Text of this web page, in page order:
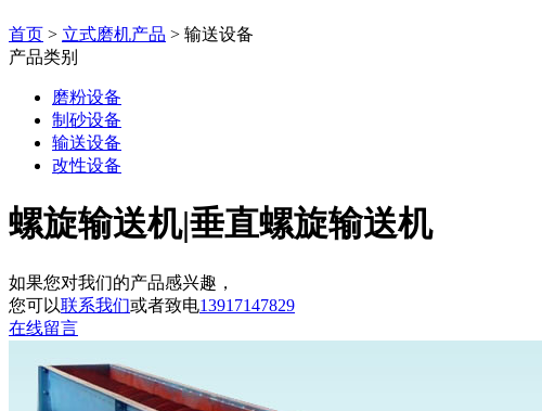
首页 > 立式磨机产品 > 输送设备
产品类别
磨粉设备
制砂设备
输送设备
改性设备
螺旋输送机|垂直螺旋输送机
如果您对我们的产品感兴趣，
您可以联系我们或者致电13917147829
在线留言